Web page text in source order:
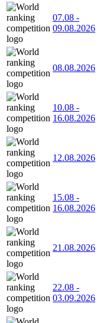
07.08 -
09.08.2026
08.08.2026
10.08 -
16.08.2026
12.08.2026
15.08 -
16.08.2026
21.08.2026
22.08 -
03.09.2026